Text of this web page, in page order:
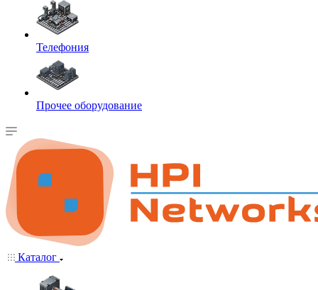
Телефония
Прочее оборудование
Каталог